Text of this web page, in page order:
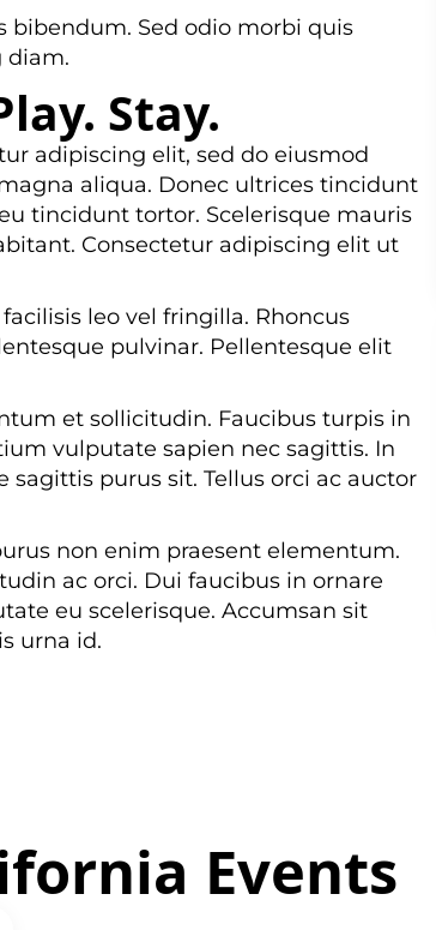
bibendum. Sed odio morbi quis
diam.
Stay.
adipiscing elit, sed do eiusmod
aliqua. Donec ultrices tincidunt
tincidunt tortor. Scelerisque mauris
Consectetur adipiscing elit ut
leo vel fringilla. Rhoncus
pulvinar. Pellentesque elit
et sollicitudin. Faucibus turpis in
vulputate sapien nec sagittis. In
purus sit. Tellus orci ac auctor
non enim praesent elementum.
ac orci. Dui faucibus in ornare
eu scelerisque. Accumsan sit
urna id.
Events